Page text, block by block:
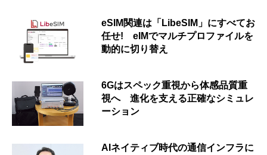
eSIM関連は「LibeSIM」にすべてお
任せ! eIMでマルチプロファイルを
動的に切り替え
6Gはスペック重視から体感品質重
視へ 進化を支える正確なシミュレ
ーション
AIネイティブ時代の通信インフラに